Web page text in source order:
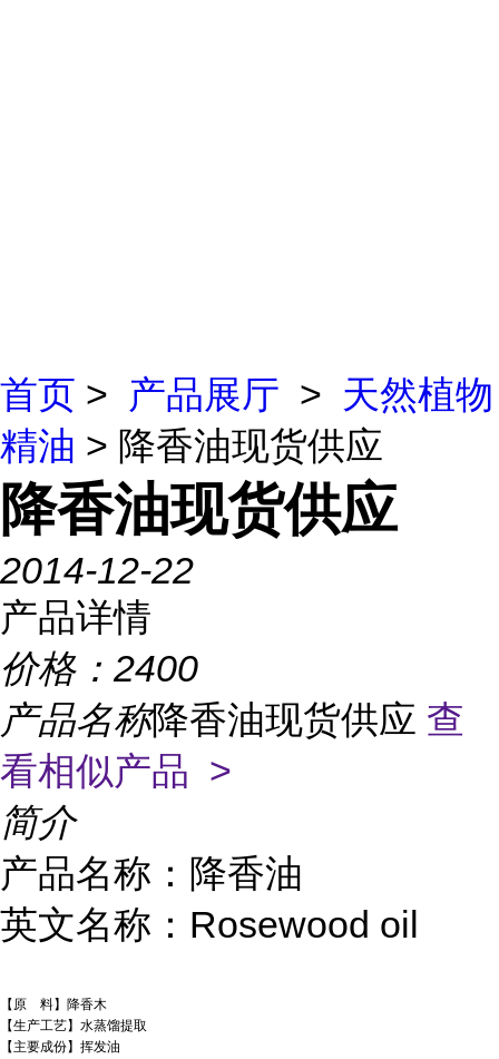
首页 > 产品展厅 > 天然植物
精油 > 降香油现货供应
降香油现货供应
2014-12-22
产品详情
价格： 2400
产品名称降香油现货供应 查
看相似产品 >
简介
产品名称：降香油
英文名称：Rosewood oil
【原 料】降香木
【生产工艺】水蒸馏提取
【主要成份】挥发油